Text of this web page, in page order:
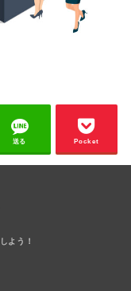
送る Pocket